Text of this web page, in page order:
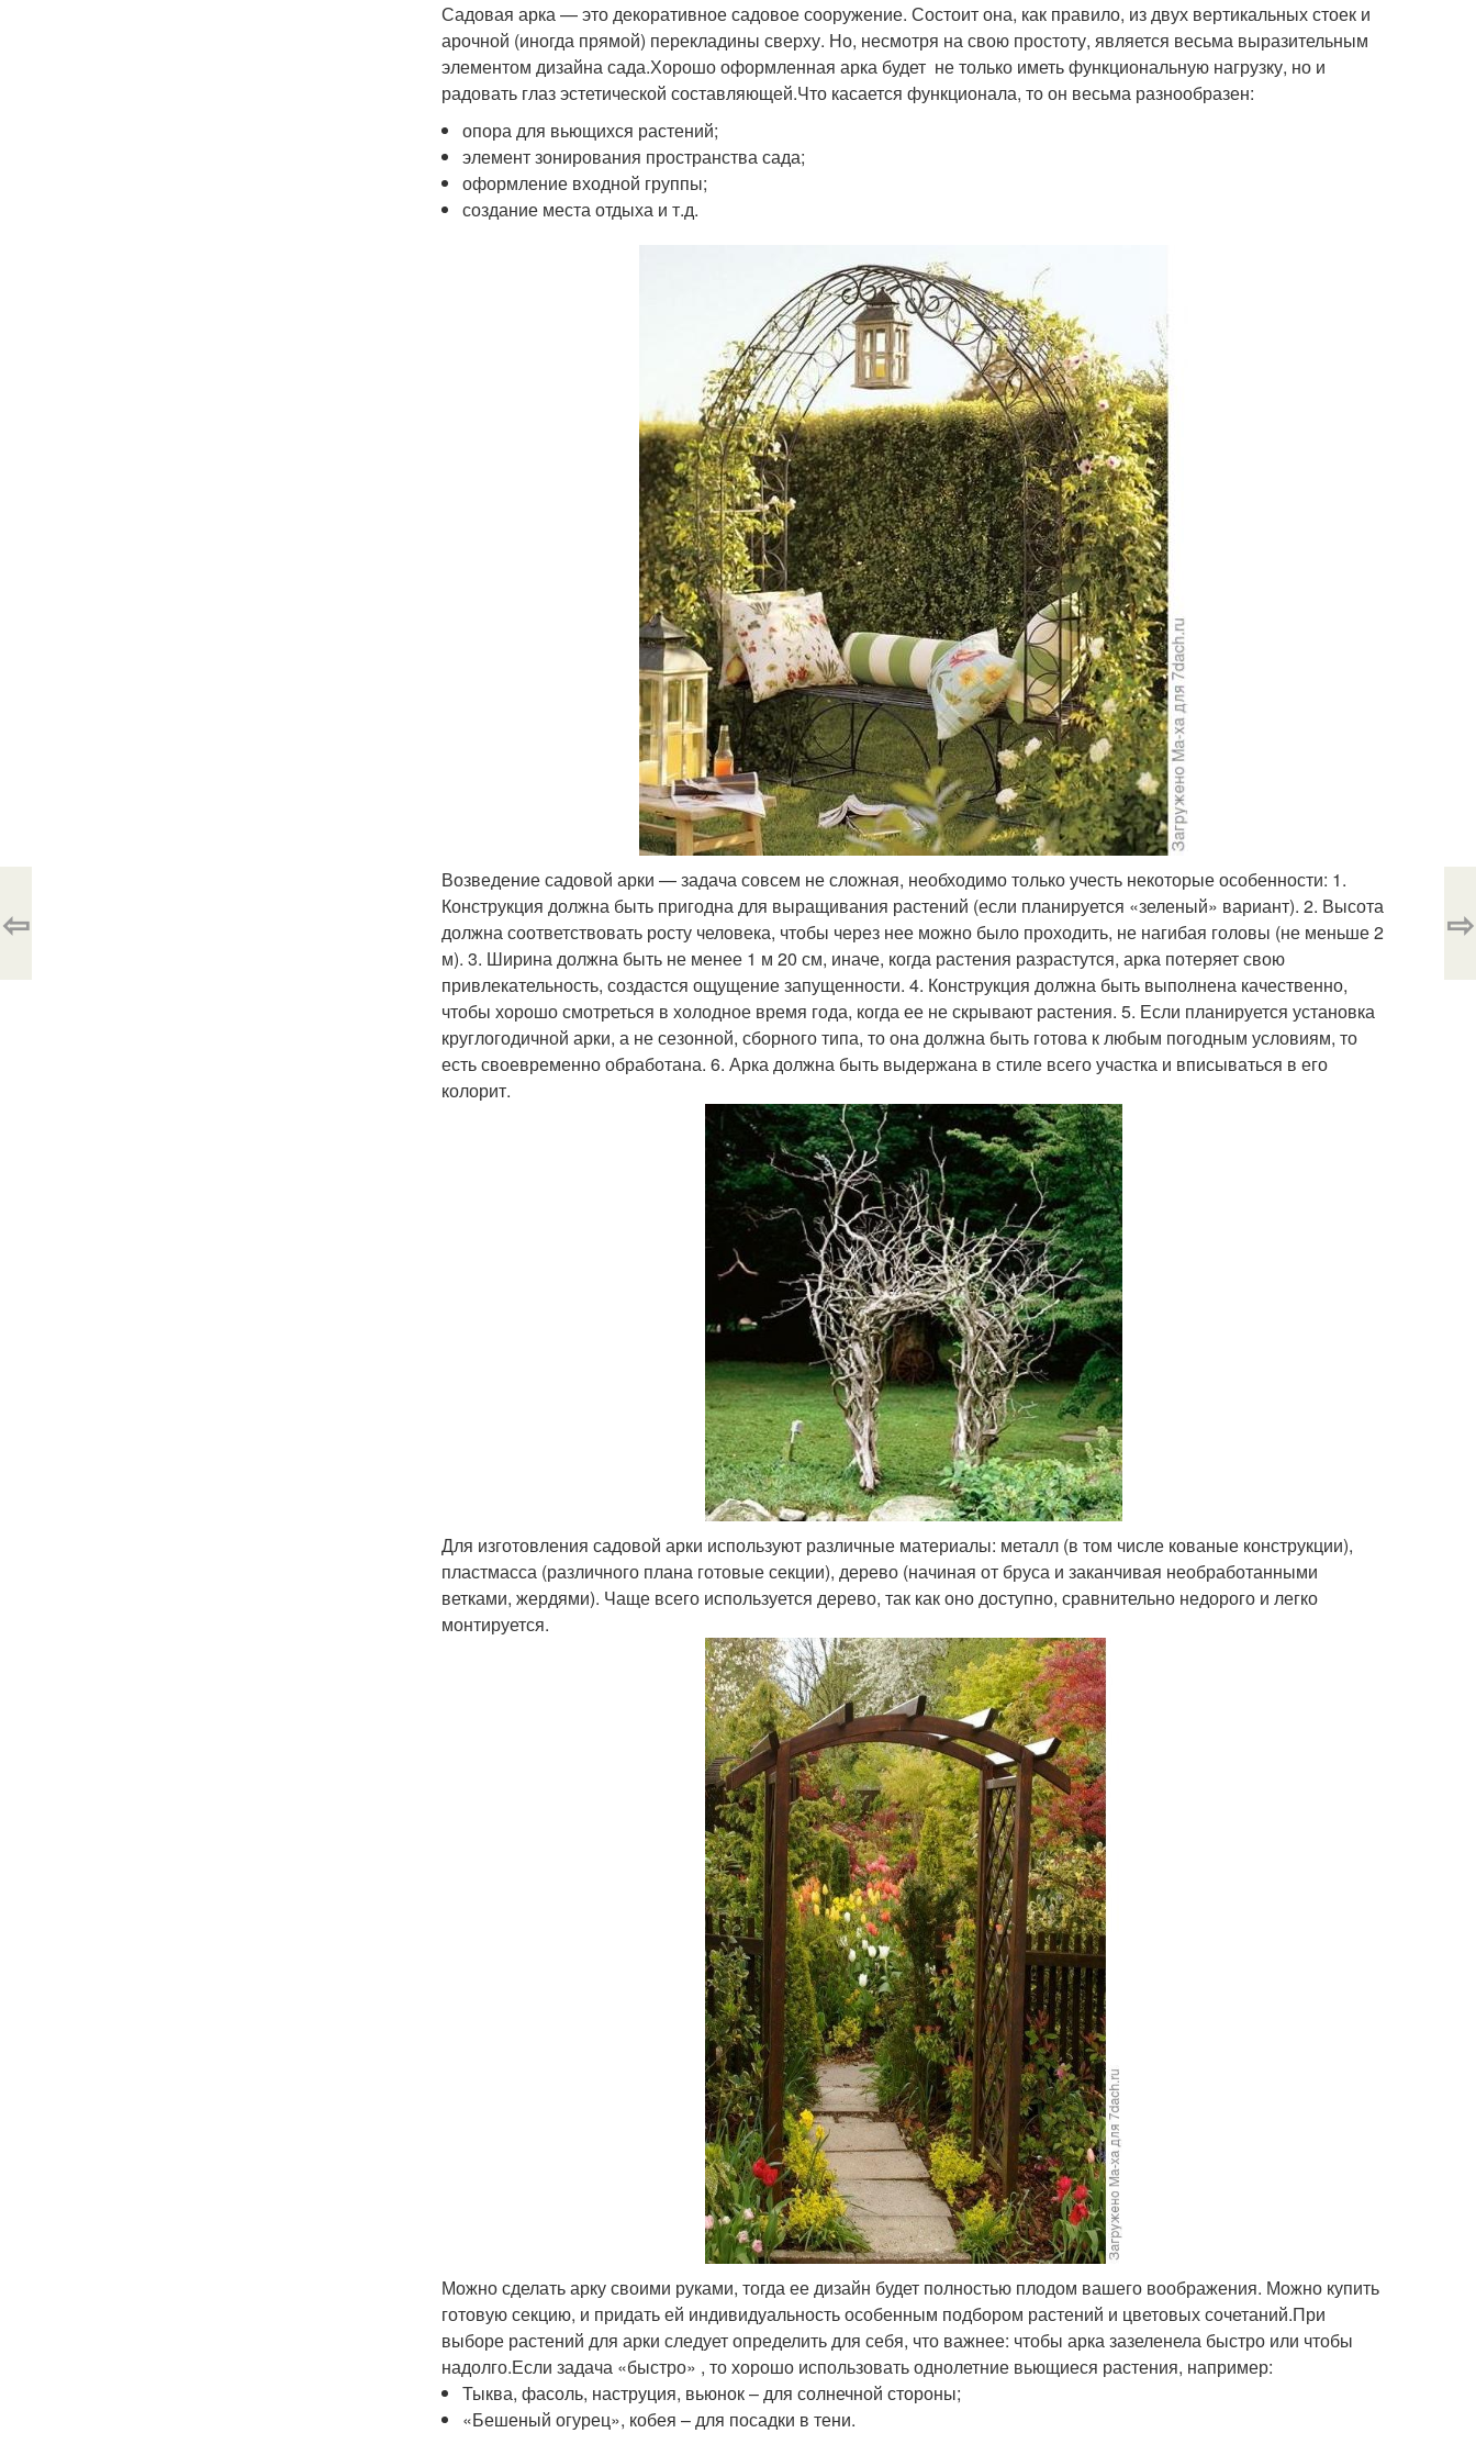
Садовая арка — это декоративное садовое сооружение. Состоит она, как правило, из двух вертикальных стоек и
арочной (иногда прямой) перекладины сверху. Но, несмотря на свою простоту, является весьма выразительным
элементом дизайна сада.Хорошо оформленная арка будет не только иметь функциональную нагрузку, но и
радовать глаз эстетической составляющей.Что касается функционала, то он весьма разнообразен:
опора для вьющихся растений;
элемент зонирования пространства сада;
оформление входной группы;
создание места отдыха и т.д.
Возведение садовой арки — задача совсем не сложная, необходимо только учесть некоторые особенности: 1.
Конструкция должна быть пригодна для выращивания растений (если планируется «зеленый» вариант). 2. Высота
должна соответствовать росту человека, чтобы через нее можно было проходить, не нагибая головы (не меньше 2
м). 3. Ширина должна быть не менее 1 м 20 см, иначе, когда растения разрастутся, арка потеряет свою
привлекательность, создастся ощущение запущенности. 4. Конструкция должна быть выполнена качественно,
чтобы хорошо смотреться в холодное время года, когда ее не скрывают растения. 5. Если планируется установка
круглогодичной арки, а не сезонной, сборного типа, то она должна быть готова к любым погодным условиям, то
есть своевременно обработана. 6. Арка должна быть выдержана в стиле всего участка и вписываться в его
колорит.
Для изготовления садовой арки используют различные материалы: металл (в том числе кованые конструкции),
пластмасса (различного плана готовые секции), дерево (начиная от бруса и заканчивая необработанными
ветками, жердями). Чаще всего используется дерево, так как оно доступно, сравнительно недорого и легко
монтируется.
Можно сделать арку своими руками, тогда ее дизайн будет полностью плодом вашего воображения. Можно купить
готовую секцию, и придать ей индивидуальность особенным подбором растений и цветовых сочетаний.При
выборе растений для арки следует определить для себя, что важнее: чтобы арка зазеленела быстро или чтобы
надолго.Если задача «быстро» , то хорошо использовать однолетние вьющиеся растения, например:
Тыква, фасоль, наструция, вьюнок – для солнечной стороны;
«Бешеный огурец», кобея – для посадки в тени.
⇦ ⇨